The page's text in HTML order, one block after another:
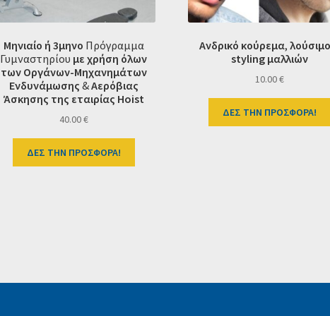
Μηνιαίο ή 3μηνο Πρόγραμμα
Γυμναστηρίου με χρήση όλων
των Οργάνων-Μηχανημάτων
Ενδυνάμωσης &Αερόβιας
Άσκησης της εταιρίας Hoist
40.00€
ΔΕΣ ΤΗΝ ΠΡΟΣΦΟΡΑ!
Ανδρικό κούρεμα,
styling μαλλιών
10.00€
ΔΕΣ ΤΗΝ ΠΡΟΣΦΟΡΑ!